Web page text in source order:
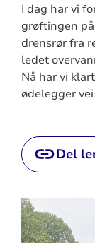
I dag har vi
grøftingen
drensrør fra
ledet
Nå har vi
ødelegger
Del